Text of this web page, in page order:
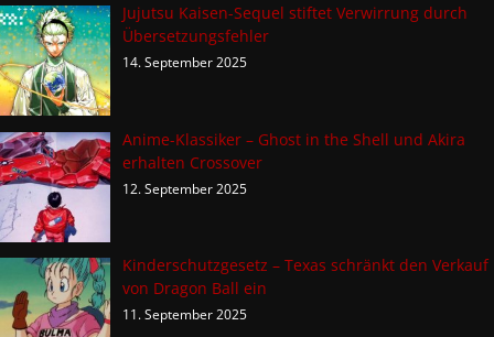
Jujutsu Kaisen-Sequel stiftet Verwirrung durch
Übersetzungsfehler
14. September 2025
Anime-Klassiker – Ghost in the Shell und Akira
erhalten Crossover
12. September 2025
Kinderschutzgesetz – Texas schränkt den Verkauf
von Dragon Ball ein
11. September 2025